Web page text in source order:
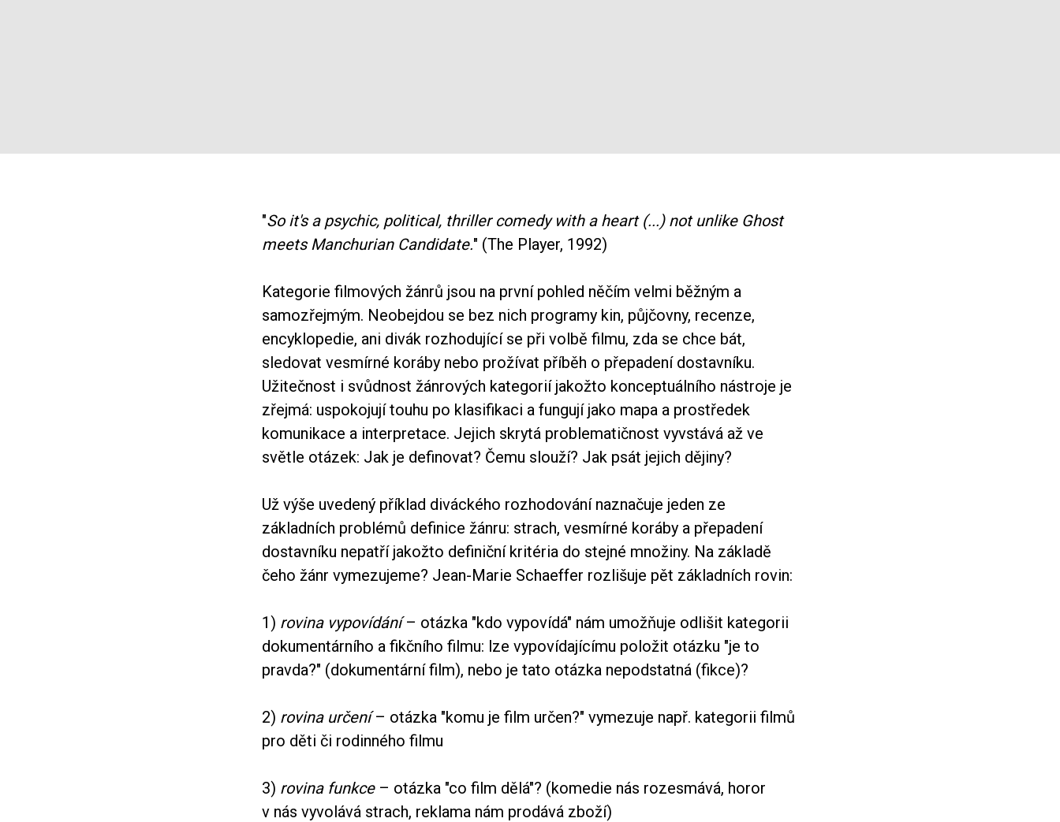
"So it's a psychic, political, thriller comedy with a heart (...) not unlike Ghost
meets Manchurian Candidate." (The Player, 1992)
Kategorie filmových žánrů jsou na první pohled něčím velmi běžným a
samozřejmým. Neobejdou se bez nich programy kin, půjčovny, recenze,
encyklopedie, ani divák rozhodující se při volbě filmu, zda se chce bát,
sledovat vesmírné koráby nebo prožívat příběh o přepadení dostavníku.
Užitečnost i svůdnost žánrových kategorií jakožto konceptuálního nástroje je
zřejmá: uspokojují touhu po klasifikaci a fungují jako mapa a prostředek
komunikace a interpretace. Jejich skrytá problematičnost vyvstává až ve
světle otázek: Jak je definovat? Čemu slouží? Jak psát jejich dějiny?
Už výše uvedený příklad diváckého rozhodování naznačuje jeden ze
základních problémů definice žánru: strach, vesmírné koráby a přepadení
dostavníku nepatří jakožto definiční kritéria do stejné množiny. Na základě
čeho žánr vymezujeme? Jean-Marie Schaeffer rozlišuje pět základních rovin:
1) rovina vypovídání– otázka "kdo vypovídá" nám umožňuje odlišit kategorii
dokumentárního a fikčního filmu: lze vypovídajícímu položit otázku "je to
pravda?" (dokumentární film), nebo je tato otázka nepodstatná (fikce)?
2) rovina určení– otázka "komu je film určen?" vymezuje např. kategorii filmů
pro děti či rodinného filmu
3) rovina funkce– otázka "co film dělá"? (komedie nás rozesmává, horor
v nás vyvolává strach, reklama nám prodává zboží)